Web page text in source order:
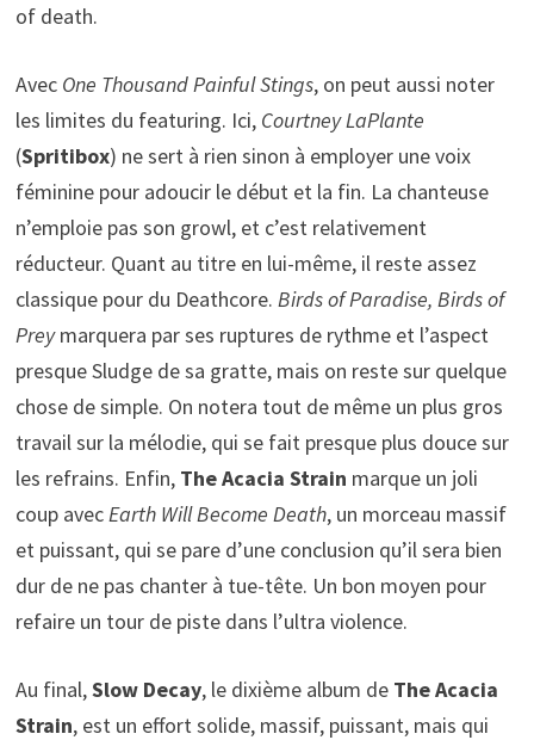
of death.
Avec One Thousand Painful Stings, on peut aussi noter
les limites du featuring. Ici, Courtney LaPlante
(Spritibox) ne sert à rien sinon à employer une voix
féminine pour adoucir le début et la fin. La chanteuse
n’emploie pas son growl, et c’est relativement
réducteur. Quant au titre en lui-même, il reste assez
classique pour du Deathcore. Birds of Paradise, Birds of
Preymarquera par ses ruptures de rythme et l’aspect
presque Sludge de sa gratte, mais on reste sur quelque
chose de simple. On notera tout de même un plus gros
travail sur la mélodie, qui se fait presque plus douce sur
les refrains. Enfin, The Acacia Strain marque un joli
coup avec Earth Will Become Death, un morceau massif
et puissant, qui se pare d’une conclusion qu’il sera bien
dur de ne pas chanter à tue-tête. Un bon moyen pour
refaire un tour de piste dans l’ultra violence.
Au final,Slow Decay, le dixième album de The Acacia
Strain, est un effort solide, massif, puissant, mais qui